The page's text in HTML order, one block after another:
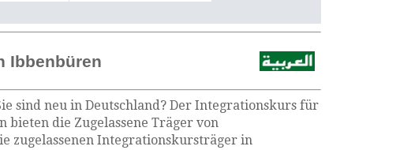
Ibbenbüren
sind neu in Deutschland? Der Integrationskurs für
die Zugelassene Träger von
zugelassenen Integrationskursträger in